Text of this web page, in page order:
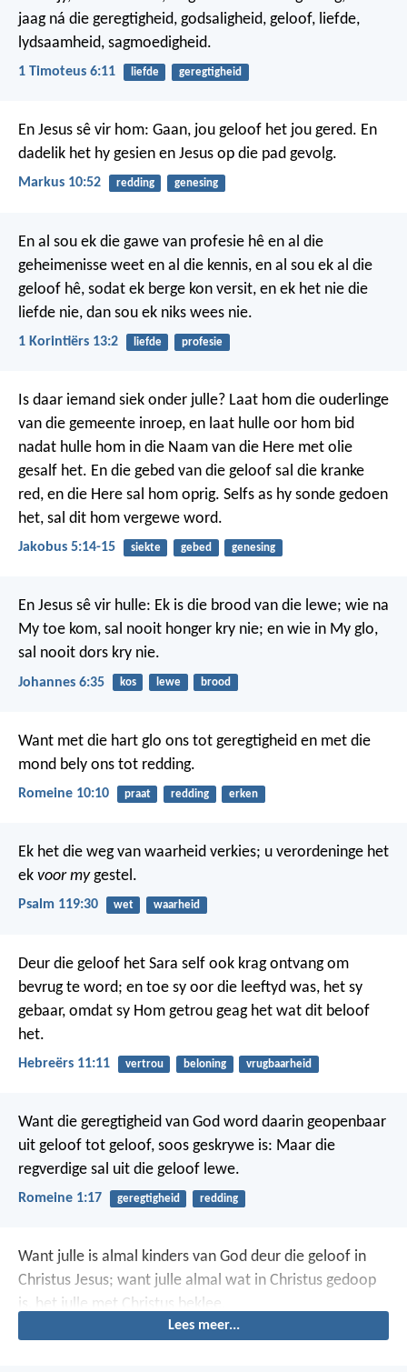
jaag ná die geregtigheid, godsaligheid, geloof, liefde,
lydsaamheid, sagmoedigheid.
1 Timoteus 6:11 liefde geregtigheid
En Jesus sê vir hom: Gaan, jou geloof het jou gered. En
dadelik het hy gesien en Jesus op die pad gevolg.
Markus 10:52 redding genesing
En al sou ek die gawe van profesie hê en al die
geheimenisse weet en al die kennis, en al sou ek al die
geloof hê, sodat ek berge kon versit, en ek het nie die
liefde nie, dan sou ek niks wees nie.
1 Korintiërs 13:2 liefde profesie
Is daar iemand siek onder julle? Laat hom die ouderlinge
van die gemeente inroep, en laat hulle oor hom bid
nadat hulle hom in die Naam van die Here met olie
gesalf het. En die gebed van die geloof sal die kranke
red, en die Here sal hom oprig. Selfs as hy sonde gedoen
het, sal dit hom vergewe word.
Jakobus 5:14-15 siekte gebed genesing
En Jesus sê vir hulle: Ek is die brood van die lewe; wie na
My toe kom, sal nooit honger kry nie; en wie in My glo,
sal nooit dors kry nie.
Johannes 6:35 kos lewe brood
Want met die hart glo ons tot geregtigheid en met die
mond bely ons tot redding.
Romeine 10:10 praat redding erken
Ek het die weg van waarheid verkies; u verordeninge het
ek voor mygestel.
Psalm 119:30 wet waarheid
Deur die geloof het Sara self ook krag ontvang om
bevrug te word; en toe sy oor die leeftyd was, het sy
gebaar, omdat sy Hom getrou geag het wat dit beloof
het.
Hebreërs 11:11 vertrou beloning vrugbaarheid
Want die geregtigheid van God word daarin geopenbaar
uit geloof tot geloof, soos geskrywe is: Maar die
regverdige sal uit die geloof lewe.
Romeine 1:17 geregtigheid redding
Want julle is almal kinders van God deur die geloof in
Christus Jesus; want julle almal wat in Christus gedoop
is, het julle met Christus beklee.
Lees meer...